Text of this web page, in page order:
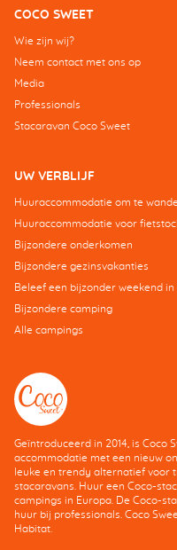
COCO SWEET
Wie zijn wij?
Neem contact met ons op
Media
Professionals
Stacaravan Coco Sweet
UW VERBLIJF
Huuraccommodatie om te
Huuraccommodatie voor
Bijzondere onderkomen
Bijzondere gezinsvakanties
Beleef een bijzonder weekend in
Bijzondere camping
Alle campings
Geïntroduceerd in 2014, is Coco
accommodatie met een nieuw
leuke en trendy alternatief voor
stacaravans. Huur een Coco-
campings in Europa. De Coco-
huur bij professionals. Coco
Habitat.